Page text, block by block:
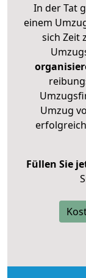
In der Tat
einem
sich Zeit
Umzug
Füllen Sie